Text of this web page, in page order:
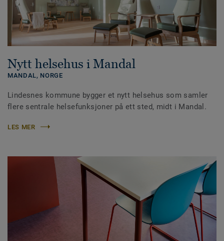
Nytt helsehus i Mandal
MANDAL, NORGE
Lindesnes kommune bygger et nytt helsehus som samler
flere sentrale helsefunksjoner på ett sted, midt i Mandal.
LES MER